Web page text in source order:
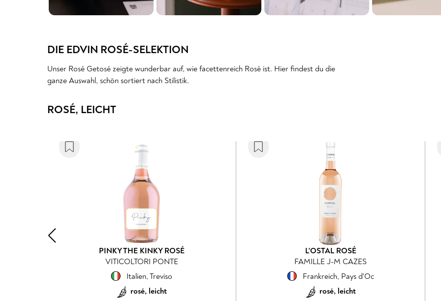
DIE EDVIN ROSÉ-SELEKTION
Unser Rosé Getosé zeigte wunderbar auf, wie facettenreich Rosé ist. Hier findest du die
ganze Auswahl, schön sortiert nach Stilistik.
ROSÉ, LEICHT
L'OSTAL ROSÉ
FAMILLE J-M CAZES
Frankreich ,Pays d'Oc
rosé, leicht
ROSÉ BLAUER ZWEIGELT HOF
WEINHOF WALDSCHÜTZ
Österreich,Niederösterreich
rosé, leicht